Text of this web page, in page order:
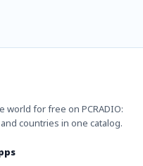
world for free on PCRADIO:
countries in one catalog.